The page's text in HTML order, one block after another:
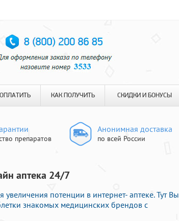
КАК ПОЛУЧИТЬ СКИДКИ И БОНУСЫ
препаратов
Анонимная доставка
по всей России
аптека 24/7
потенции в интернет- аптеке. Тут Вы
знакомых медицинских брендов с